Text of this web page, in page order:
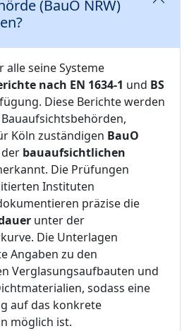
(BauO NRW)
alle seine Systeme
nach EN 1634-1 und BS
Diese Berichte werden
Köln zuständigen BauO
bauaufsichtlichen
Die Prüfungen
Instituten
präzise die
unter der
Die Unterlagen
Angaben zu den
Verglasungsaufbauten und
sodass eine
auf das konkrete
möglich ist.